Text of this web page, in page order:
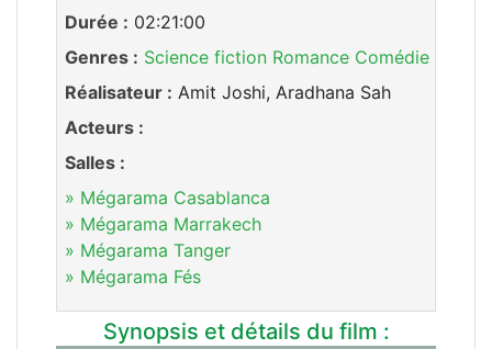
Durée : 02:21:00
Genres : Science fiction Romance Comédie
Réalisateur : Amit Joshi, Aradhana Sah
Acteurs :
Salles :
» Mégarama Casablanca
» Mégarama Marrakech
» Mégarama Tanger
» Mégarama Fés
Synopsis et détails du film :